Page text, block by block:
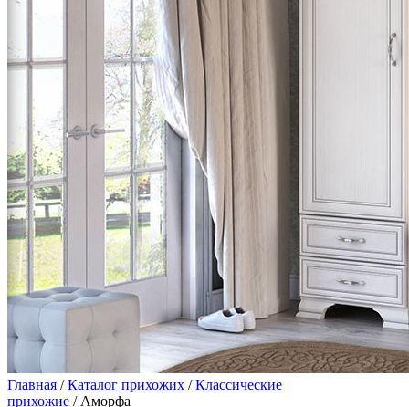
Главная /Каталог прихожих /Классические
прихожие / Аморфа